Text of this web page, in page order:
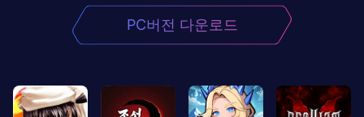
PC버전 다운로드